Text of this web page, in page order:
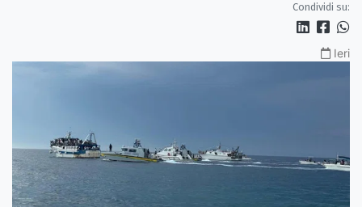
Condividi su:
Ieri